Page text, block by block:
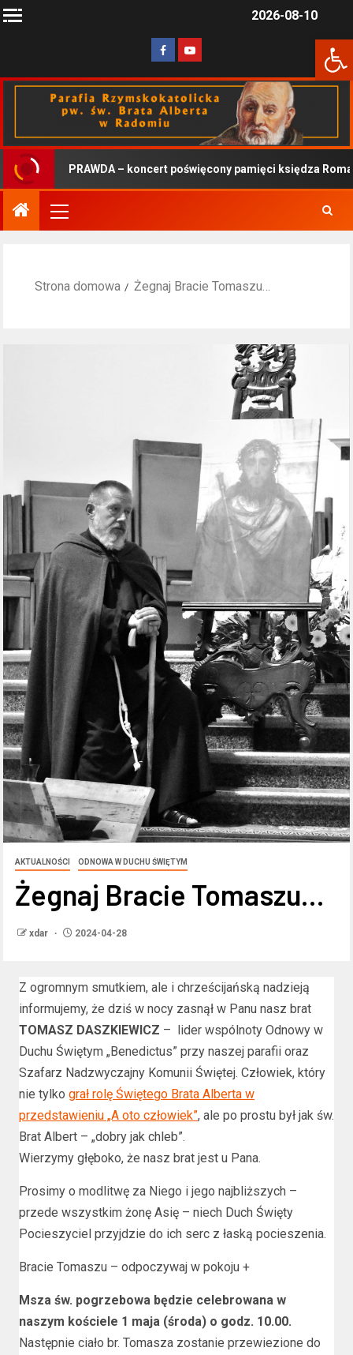
2026-08-10
PRAWDA – koncert poświęcony pamięci księdza
Strona domowa Żegnaj Bracie Tomaszu…
AKTUALNOŚCI ODNOWA W DUCHU ŚWIĘTYM
Żegnaj Bracie Tomaszu…
xdar 2024-04-28
Z ogromnym smutkiem, ale i chrześcijańską nadzieją
informujemy, że dziś w nocy zasnął w Panu nasz brat
TOMASZ DASZKIEWICZ – lider wspólnoty Odnowy w
Duchu Świętym „Benedictus” przy naszej parafii oraz
Szafarz Nadzwyczajny Komunii Świętej. Człowiek, który
nie tylko grał rolę Świętego Brata Alberta w
przedstawieniu „A oto człowiek”, ale po prostu był jak św.
Brat Albert – „dobry jak chleb”.
Wierzymy głęboko, że nasz brat jest u Pana.
Prosimy o modlitwę za Niego i jego najbliższych –
przede wszystkim żonę Asię – niech Duch Święty
Pocieszyciel przyjdzie do ich serc z łaską pocieszenia.
Bracie Tomaszu – odpoczywaj w pokoju +
Msza św. pogrzebowa będzie celebrowana w
naszym kościele 1 maja (środa) o godz. 10.00.
Następnie ciało br. Tomasza zostanie przewiezione do